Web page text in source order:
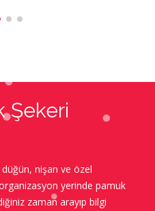
Şekeri
nişan ve özel
yerinde pamuk
zaman arayıp bilgi